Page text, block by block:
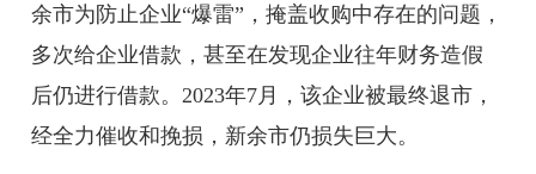
余市为防止企业“爆雷”，掩盖收购中存在的问题，
多次给企业借款，甚至在发现企业往年财务造假
后仍进行借款。2023年7月，该企业被最终退市，
经全力催收和挽损，新余市仍损失巨大。